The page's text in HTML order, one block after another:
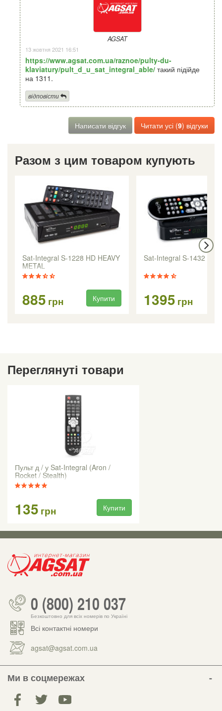
AGSAT
13 жовтня 2021 16:51
https://www.agsat.com.ua/raznoe/pulty-du-
klaviatury/pult_d_u_sat_integral_able/ такий підійде
на 1311.
відповісти
Написати відгук Читати усі (9) відгуки
Разом з цим товаром купують
Sat-Integral S-1228 HD HEAVY
METAL
885 грн Купити
Sat-Integral S-1432 HD
1395 грн
Переглянуті товари
Пульт д / у Sat-Integral (Aron /
Rocket / Stealth)
135 грн Купити
0 (800) 210 037
Безкоштовно для всіх номерів по Україні
Всі контактні номери
agsat@agsat.com.ua
Ми в соцмережах